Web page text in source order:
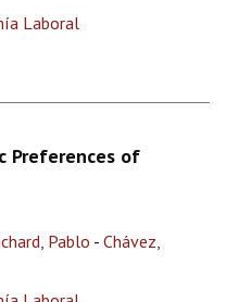
Laboral
Preferences of
Pablo - Chávez,